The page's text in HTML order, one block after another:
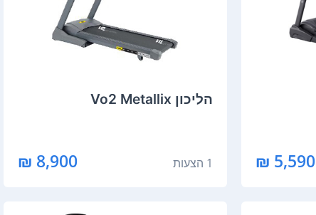
5,590 ₪
הליכון Vo2 Metallix
1 הצעות 8,900 ₪